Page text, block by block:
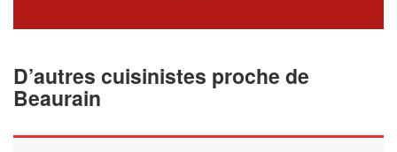
D’autres cuisinistes proche de
Beaurain